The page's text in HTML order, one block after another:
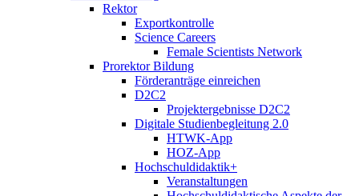
Rektor
Exportkontrolle
Science Careers
Female Scientists Network
Prorektor Bildung
Förderanträge einreichen
D2C2
Projektergebnisse D2C2
Digitale Studienbegleitung 2.0
HTWK-App
HOZ-App
Hochschuldidaktik+
Veranstaltungen